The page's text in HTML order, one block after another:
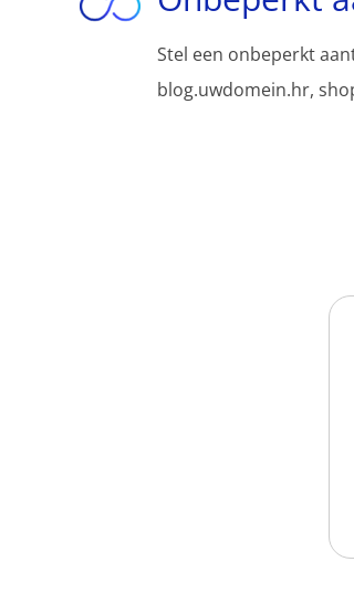
Stel een onbeperkt
blog.uwdomein.hr,